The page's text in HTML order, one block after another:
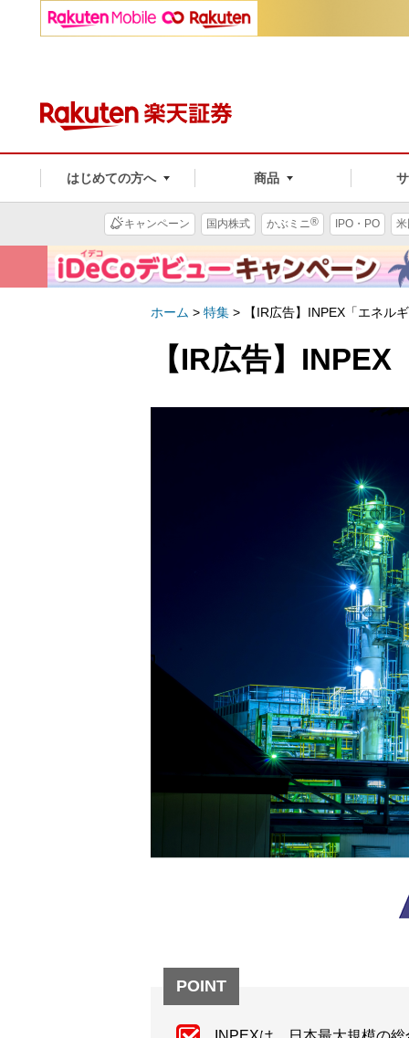
はじめての方へ 商品
キャンペーン 国内株式 かぶミニ® IPO・PO
ホーム > 特集 > 【IR広告】INPEX「エネル
【IR広告】
POINT